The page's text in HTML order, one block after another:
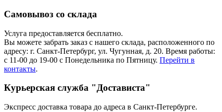
Самовывоз со склада
Услуга предоставляется бесплатно.
Вы можете забрать заказ с нашего склада, расположенного по
адресу: г. Санкт-Петербург, ул. Чугунная, д. 20. Время работы:
с 11-00 до 19-00 с Понедельника по Пятницу. Перейти в
контакты.
Курьерская служба "Достависта"
Экспресс доставка товара до адреса в Санкт-Петербурге.